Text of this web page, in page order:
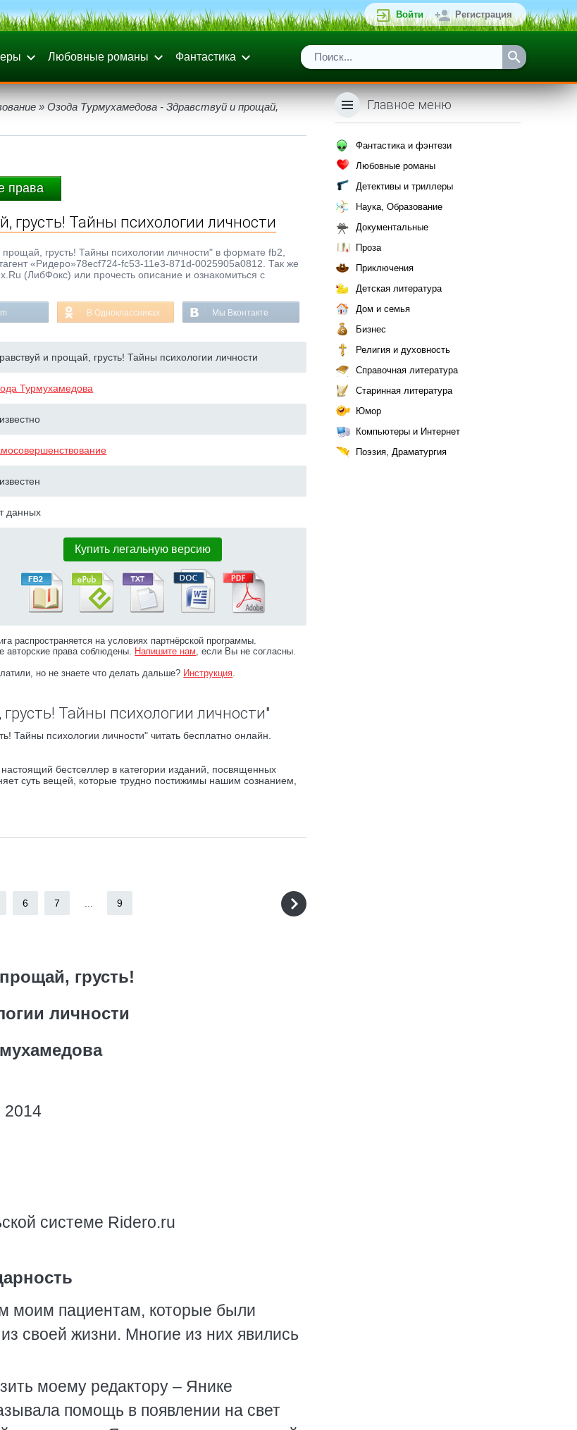
Войти Регистрация
Любовные романы Фантастика
» Озода Турмухамедова - Здравствуй и прощай,
права
грусть! Тайны психологии личности
грусть! Тайны психологии личности" в формате fb2,
«Ридеро»78ecf724-fc53-11e3-871d-0025905a0812. Так же
(ЛибФокс) или прочесть описание и ознакомиться с
В Одноклассниках Мы Вконтакте
и прощай, грусть! Тайны психологии личности
Турмухамедова
данных
Купить легальную версию
распространяется на условиях партнёрской программы.
авторские права соблюдены. Напишите нам, если Вы не согласны.
но не знаете что делать дальше? Инструкция.
Тайны психологии личности"
Тайны психологии личности" читать бесплатно онлайн.
бестселлер в категории изданий, посвященных
суть вещей, которые трудно постижимы нашим сознанием,
6 7 9
грусть!
личности
2014
системе Ridero.ru
моим пациентам, которые были
своей жизни. Многие из них явились
моему редактору – Янике
помощь в появлении на свет
Главное меню
Фантастика и фэнтези
Любовные романы
Детективы и триллеры
Наука, Образование
Документальные
Проза
Приключения
Детская литература
Дом и семья
Бизнес
Религия и духовность
Справочная литература
Старинная литература
Юмор
Компьютеры и Интернет
Поэзия, Драматургия